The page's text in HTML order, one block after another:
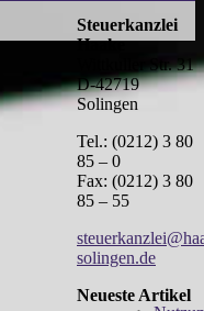
Steuerkanzlei
Haake
Wittkuller Str. 31
D-42719
Solingen
Tel.: (0212) 3 80
85 – 0
Fax: (0212) 3 80
85 – 55
solingen.de
Neueste Artikel